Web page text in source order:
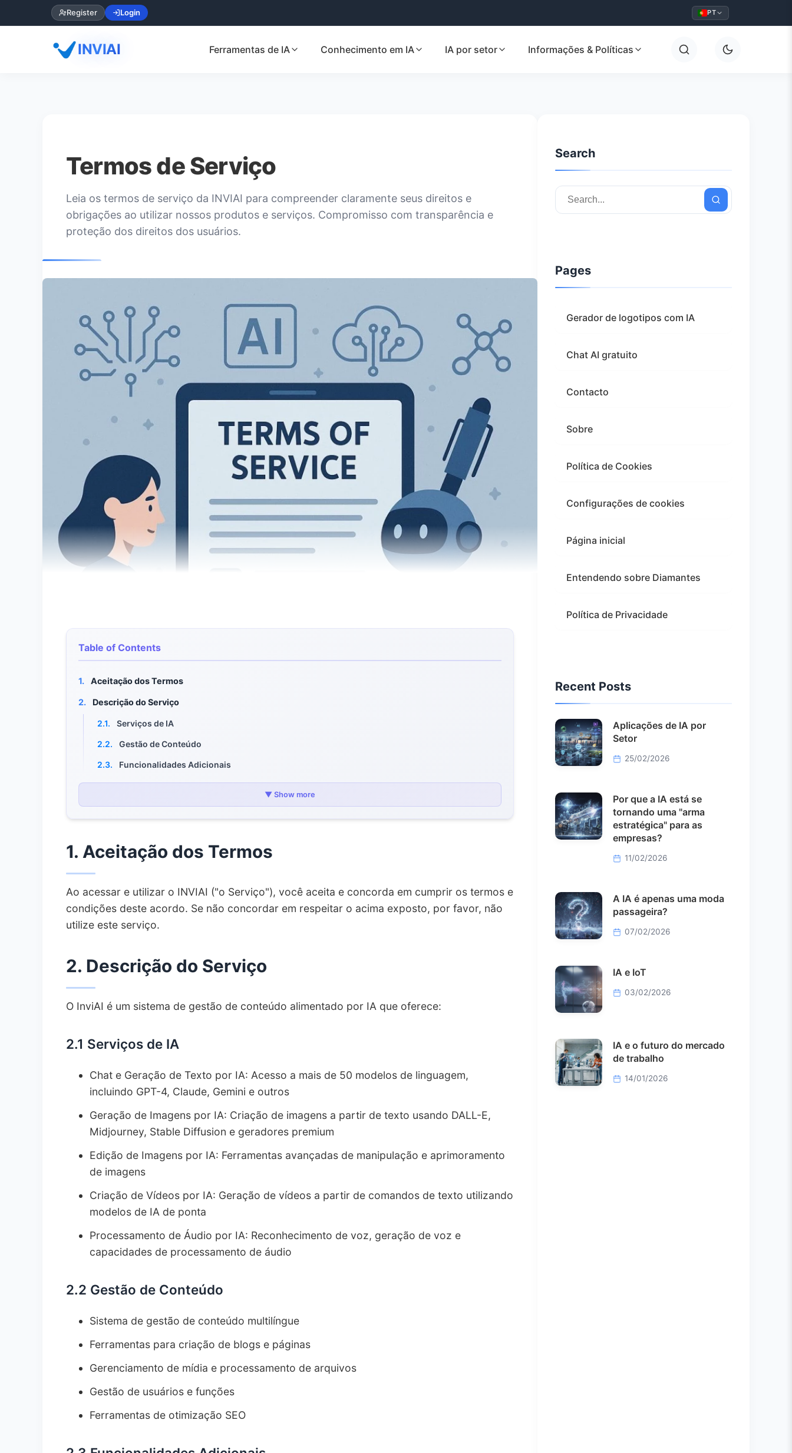
Register Login PT
INVIAI Ferramentas de IA Conhecimento em IA IA por setor Informações & Políticas
Termos de Serviço
Leia os termos de serviço da INVIAI para compreender claramente seus direitos e
obrigações ao utilizar nossos produtos e serviços. Compromisso com transparência e
proteção dos direitos dos usuários.
Table of Contents
1. Aceitação dos Termos
2. Descrição do Serviço
2.1. Serviços de IA
2.2. Gestão de Conteúdo
2.3. Funcionalidades Adicionais
3. Contas de Usuário e Registro
3.1. Criação de Conta
3.3. Verificação da Conta
4.1. Modelo de Preços
4.2. Métodos de Pagamento
4.3. Faturamento e Faturas
5. Sistema de Créditos Diamante
5.2. Uso dos Diamantes
Política de Uso Aceitável
6.1. Usos Proibidos
6.2. Diretrizes de Conteúdo
6.3. Restrições de Upload de Arquivos
Direitos de Propriedade Intelectual
7.1. Propriedade do Serviço
Conteúdo Gerado pelo Usuário
7.3. Termos dos Provedores de IA
Privacidade e Proteção de Dados
8.1. Coleta de Dados
8.3. Direitos do Usuário
9.1. Compromisso de Disponibilidade
9.2. Limitações de Desempenho
9.3. Modificações no Serviço
10. Limitação de Responsabilidade
10.3. Responsabilidade do Usuário
▼ Show more
1. Aceitação dos Termos
Ao acessar e utilizar o INVIAI ("o Serviço"), você aceita e concorda em cumprir os termos e
condições deste acordo. Se não concordar em respeitar o acima exposto, por favor, não
utilize este serviço.
2. Descrição do Serviço
O InviAI é um sistema de gestão de conteúdo alimentado por IA que oferece:
2.1 Serviços de IA
Chat e Geração de Texto por IA: Acesso a mais de 50 modelos de linguagem,
incluindo GPT-4, Claude, Gemini e outros
Geração de Imagens por IA: Criação de imagens a partir de texto usando DALL-E,
Midjourney, Stable Diffusion e geradores premium
Edição de Imagens por IA: Ferramentas avançadas de manipulação e aprimoramento
de imagens
Criação de Vídeos por IA: Geração de vídeos a partir de comandos de texto utilizando
modelos de IA de ponta
Processamento de Áudio por IA: Reconhecimento de voz, geração de voz e
capacidades de processamento de áudio
2.2 Gestão de Conteúdo
Sistema de gestão de conteúdo multilíngue
Ferramentas para criação de blogs e páginas
Gerenciamento de mídia e processamento de arquivos
Gestão de usuários e funções
Ferramentas de otimização SEO
Search
Pages
Gerador de logotipos com IA
Chat AI gratuito
Contacto
Sobre
Política de Cookies
Configurações de cookies
Página inicial
Entendendo sobre Diamantes
Política de Privacidade
Recent Posts
Aplicações de IA por
Setor
25/02/2026
Por que a IA está se
tornando uma "arma
estratégica" para as
empresas?
11/02/2026
A IA é apenas uma moda
passageira?
07/02/2026
IA e IoT
03/02/2026
IA e o futuro do mercado
de trabalho
14/01/2026